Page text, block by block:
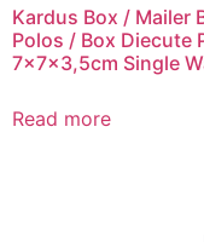
Kardus Box / Mailer
Polos / Box Diecute
7x7x3,5cm Single
Read more